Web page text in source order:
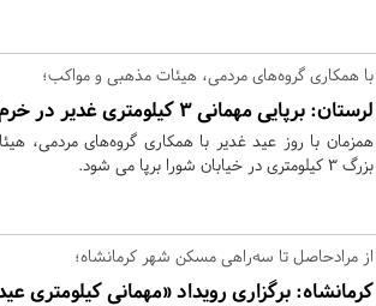
با همکاری گروه‌های مردمی، هیئات مذهبی و مواکب؛
لرستان: برپایی مهمانی ۳ کیلومتری غدیر در خرم‌آباد
همزمان با روز عید غدیر با همکاری گروه‌های مردمی،
بزرگ ۳ کیلومتری در خیابان شورا برپا می شود.
از مرادحاصل تا سه‌راهی مسکن شهر کرمانشاه؛
کرمانشاه: برگزاری رویداد «مهمانی کیلومتری